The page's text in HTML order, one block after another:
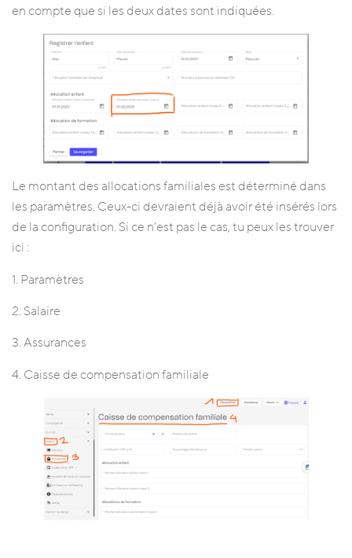
en compte que si les deux dates sont indiquées.
Le montant des allocations familiales est déterminé dans
les paramètres. Ceux-ci devraient déjà avoir été insérés lors
de la configuration. Si ce n’est pas le cas, tu peux les trouver
ici :
1. Paramètres
2. Salaire
3. Assurances
4. Caisse de compensation familiale